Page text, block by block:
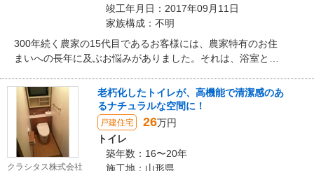
竣工年月日：2017年09月11日
家族構成：不明
300年続く農家の15代目であるお客様には、農家特有のお住
まいへの長年に及ぶお悩みがありました。それは、浴室とト
は天井高が低く、暗く閉塞感がありました。お子様が独立
し、2階の居室が空き部屋となっていたため、平屋に減築する
事に。階段を撤去し浴室とトイレを設置するスペースを創り
ました。また、土間を無くし、分かれていた台所と居間を一
室に。奥様の長年の夢だった対面式のキッチンでいつもご家
族に目を配りながら家事が出来る大空間LDKへと生まれ変わ
クラシタス株式会社
老朽化したトイレが、高機能で清潔感のあ
るナチュラルな空間に！
戸建住宅 26万円
トイレ
築年数：16〜20年
施工地：山形県